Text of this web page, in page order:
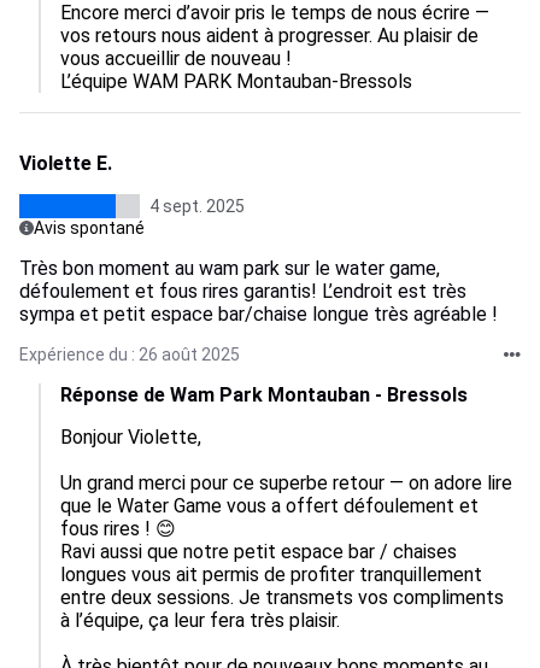
Encore merci d’avoir pris le temps de nous écrire —
vos retours nous aident à progresser. Au plaisir de
vous accueillir de nouveau !
L’équipe WAM PARK Montauban-Bressols
Violette E.
4 sept. 2025
Avis spontané
Très bon moment au wam park sur le water game,
défoulement et fous rires garantis! L’endroit est très
sympa et petit espace bar/chaise longue très agréable !
Expérience du : 26 août 2025
Réponse de Wam Park Montauban - Bressols
Bonjour Violette,
Un grand merci pour ce superbe retour — on adore lire
que le Water Game vous a offert défoulement et
fous rires ! 😊
Ravi aussi que notre petit espace bar / chaises
longues vous ait permis de profiter tranquillement
entre deux sessions. Je transmets vos compliments
à l’équipe, ça leur fera très plaisir.